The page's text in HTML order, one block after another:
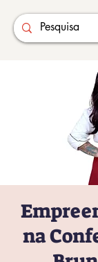
na